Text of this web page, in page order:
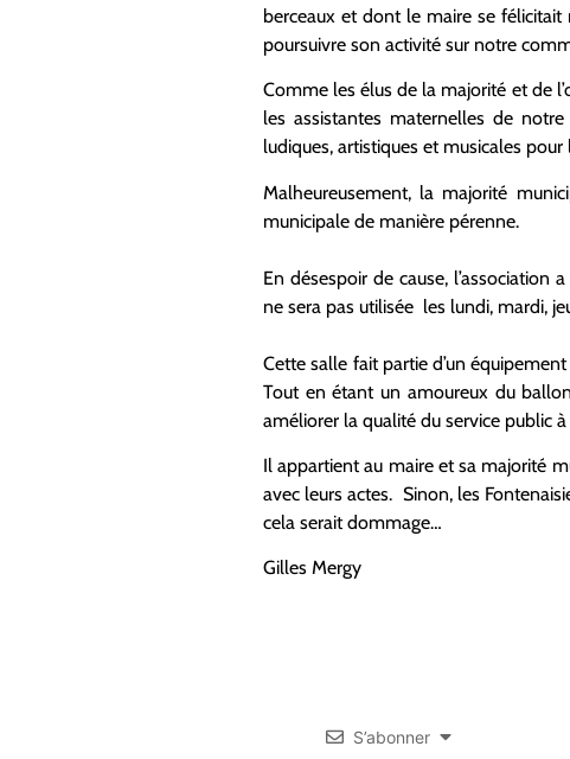
berceaux et dont le maire se
poursuivre son activité sur notre
Comme les élus de la majorité et de
les assistantes maternelles de
ludiques, artistiques et musicales
Malheureusement, la majorité
municipale de manière pérenne.
En désespoir de cause,
ne sera pas utilisée les lundi, mardi,
Cette salle fait partie d’un
Tout en étant un amoureux du
améliorer la qualité du service public
Il appartient au maire et sa majorité
avec leurs actes. Sinon, les
cela serait dommage…
Gilles Mergy
S’abonner